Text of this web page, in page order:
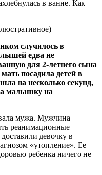
случилось в
едва не
для 2-летнего сына
посадила детей в
на несколько секунд,
малышку на
мужа. Мужчина
реанимационные
девочку в
«утопление». Ее
ребенка ничего не